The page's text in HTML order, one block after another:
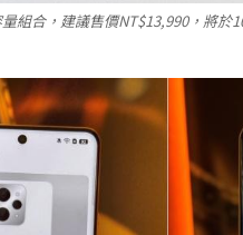
組合，建議售價NT$13,990，將